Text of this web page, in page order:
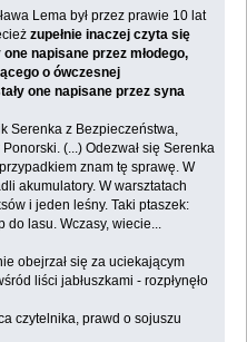
Lema był przez prawie 10 lat
zupełnie inaczej czyta się
napisane przez młodego,
o ówczesnej
one napisane przez syna
Serenka z Bezpieczeństwa,
(...) Odezwał się Serenka
‎znam tę sprawę. W
akumulatory. W warsztatach
i jeden leśny. Taki ptaszek:
do lasu. Wczasy, wiecie...‎
obejrzał się za uciekającym
liści jabłuszkami - rozpłynęło
czytelnika, prawd o sojuszu